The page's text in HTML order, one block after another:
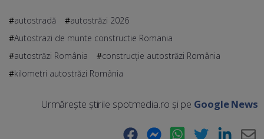
autostradă
autostrăzi 2026
Autostrazi de munte constructie Romania
autostrăzi România
construcție autostrăzi România
kilometri autostrăzi România
Urmărește știrile spotmedia.ro și pe Google News
Facebook Messenger WhatsApp Twitter LinkedIn